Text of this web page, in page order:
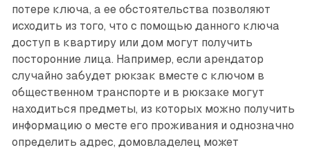
потере ключа, а ее обстоятельства позволяют
исходить из того, что с помощью данного ключа
доступ в квартиру или дом могут получить
посторонние лица. Например, если арендатор
случайно забудет рюкзак вместе с ключом в
общественном транспорте и в рюкзаке могут
находиться предметы, из которых можно получить
информацию о месте его проживания и однозначно
определить адрес, домовладелец может